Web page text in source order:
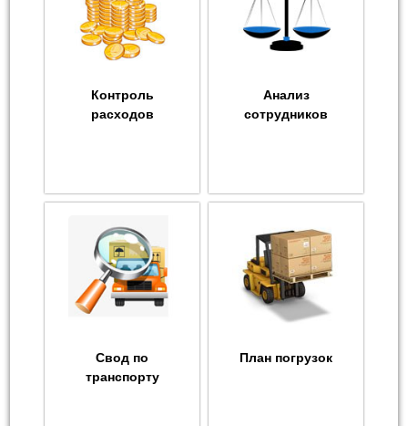
Контроль
расходов
Анализ
сотрудников
Свод по
транспорту
План погрузок